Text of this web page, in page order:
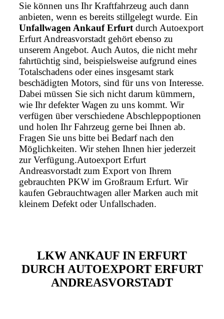
Sie können uns Ihr Kraftfahrzeug auch dann
anbieten, wenn es bereits stillgelegt wurde. Ein
Unfallwagen Ankauf Erfurt durch Autoexport
Erfurt Andreasvorstadt gehört ebenso zu
unserem Angebot. Auch Autos, die nicht mehr
fahrtüchtig sind, beispielsweise aufgrund eines
Totalschadens oder eines insgesamt stark
beschädigten Motors, sind für uns von Interesse.
Dabei müssen Sie sich nicht darum kümmern,
wie Ihr defekter Wagen zu uns kommt. Wir
verfügen über verschiedene Abschleppoptionen
und holen Ihr Fahrzeug gerne bei Ihnen ab.
Fragen Sie uns bitte bei Bedarf nach den
Möglichkeiten. Wir stehen Ihnen hier jederzeit
zur Verfügung.Autoexport Erfurt
Andreasvorstadt zum Export von Ihrem
gebrauchten PKW im Großraum Erfurt. Wir
kaufen Gebrauchtwagen aller Marken auch mit
kleinem Defekt oder Unfallschaden.
LKW ANKAUF IN ERFURT
DURCH AUTOEXPORT ERFURT
ANDREASVORSTADT